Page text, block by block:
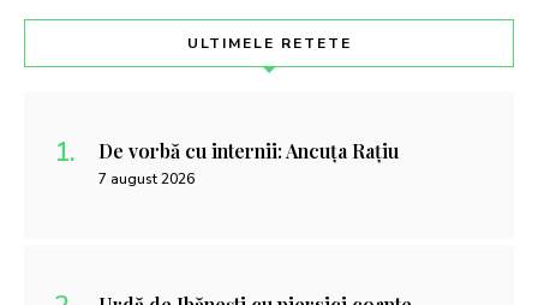
ULTIMELE RETETE
De vorbă cu internii: Ancuța Rațiu
7 august 2026